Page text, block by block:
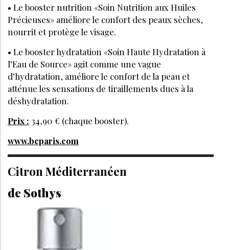
• Le booster nutrition «Soin Nutrition aux Huiles
Précieuses» améliore le confort des peaux sèches,
nourrit et protège le visage.
• Le booster hydratation «Soin Haute Hydratation à
l’Eau de Source» agit comme une vague
d’hydratation, améliore le confort de la peau et
atténue les sensations de tiraillements dues à la
déshydratation.
Prix : 34,90 € (chaque booster).
www.bcparis.com
Citron Méditerranéen
de Sothys